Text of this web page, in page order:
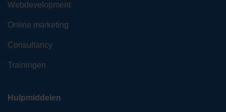
Webdevelopment
Online marketing
Consultancy
Trainingen
Hulpmiddelen